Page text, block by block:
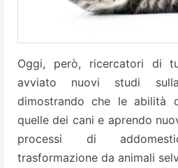
Oggi, però, ricercatori di
avviato nuovi studi
dimostrando che le abilità
quelle dei cani e aprendo
processi di
trasformazione da animali